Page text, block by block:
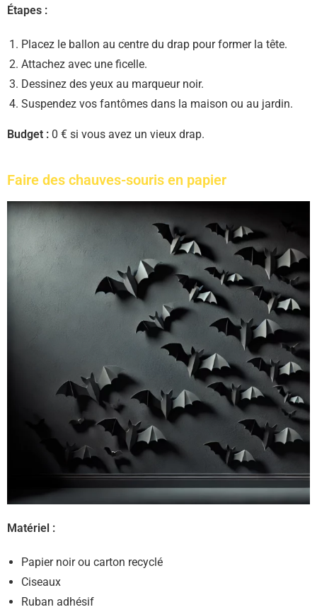
Étapes :
Placez le ballon au centre du drap pour former la tête.
Attachez avec une ficelle.
Dessinez des yeux au marqueur noir.
Suspendez vos fantômes dans la maison ou au jardin.
Budget : 0 € si vous avez un vieux drap.
Faire des chauves-souris en papier
Matériel :
Papier noir ou carton recyclé
Ciseaux
Ruban adhésif